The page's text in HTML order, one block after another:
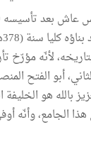
لأنّه مؤرّخ
أبو الفتح
بالله هو
الجامع، وأنّه